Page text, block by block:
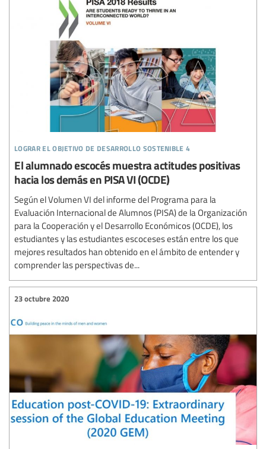
lograr el objetivo de desarrollo sostenible 4
El alumnado escocés muestra actitudes positivas
hacia los demás en PISA VI (OCDE)
Según el Volumen VI del informe del Programa para la
Evaluación Internacional de Alumnos (PISA) de la Organización
para la Cooperación y el Desarrollo Económicos (OCDE), los
estudiantes y las estudiantes escoceses están entre los que
mejores resultados han obtenido en el ámbito de entender y
comprender las perspectivas de...
23 octubre 2020